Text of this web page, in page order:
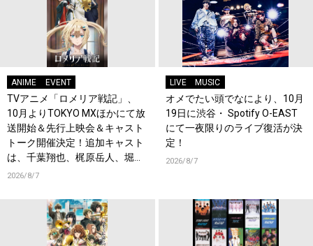
ANIME EVENT
TVアニメ「ロメリア戦記」、
10月よりTOKYO MXほかにて放
送開始＆先行上映会＆キャスト
トーク開催決定！追加キャスト
は、千葉翔也、梶原岳人、堀江
瞬、綿貫竜之介！PV第1弾公
2026/8/7
LIVE MUSIC
オメでたい頭でなにより、10月
19日に渋谷・ Spotify O-EAST
にて一夜限りのライブ復活が決
定！
2026/8/7